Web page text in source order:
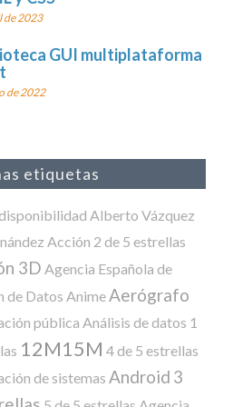
de 2023
GUI multiplataforma
de 2022
etiquetas
Alberto Vázquez
Acción 2 de 5 estrellas
3D Agencia Española de
de Datos AnimeAerógrafo
pública Análisis de datos 1
12M15M 4 de 5 estrellas
de sistemas Android 3